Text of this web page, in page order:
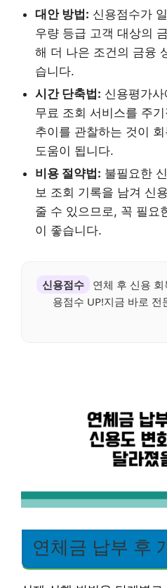
대안 방법: 신용점수가
우량 등급 고객 대상의
해 더 나은 조건의 금융
습니다.
시간 단축법: 신용평가
무료 조회 서비스를 주
추이를 관찰하는 것이
도움이 됩니다.
비용 절약법: 불필요한
보 조회 기록을 남겨 신
줄 수 있으므로, 꼭 필요
이 좋습니다.
신용점수
연체 후 신용
용점수 UP!지금 바로
연체금 납부 후